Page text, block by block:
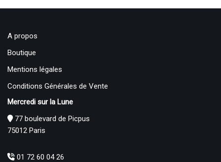
A propos
Boutique
Mentions légales
Conditions Générales de Vente
Mercredi sur la Lune
77 boulevard de Picpus
75012 Paris
01 72 60 04 26